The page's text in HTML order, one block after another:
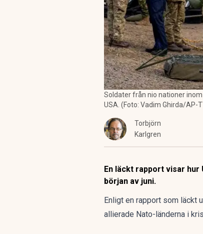
Soldater från nio nationer
USA. (Foto: Vadim Ghirda/AP-
Torbjörn
Karlgren
En läckt rapport visar
början av juni.
Enligt en rapport som läckt
allierade Nato-länderna i